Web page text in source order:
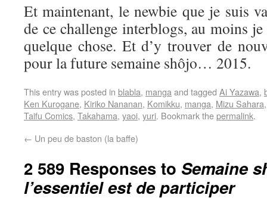
Et maintenant, le newbie que je suis
de ce challenge interblogs, au moins
quelque chose. Et d’y trouver de
pour la future semaine shôjo… 2015.
This entry was posted in blabla, mangaand tagged Ai Yazawa,
Ken Kurogane, Kiriko Nananan, Komikku, manga, Mizu Sahara
Taifu Comics, Takahama, yaoi, yuri. Bookmark thepermalink.
← Un peu de baston (la baffe)
2 589 Responses to Semaine
l’essentiel est de participer